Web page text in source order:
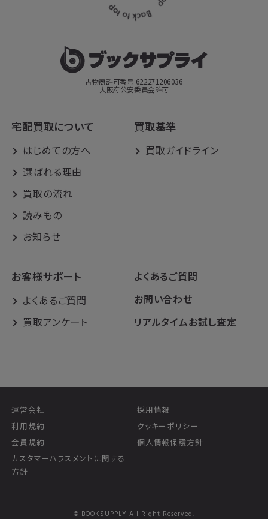
古物商許可番号 622271206036
大阪府公安委員会許可
宅配買取について
はじめての方へ
選ばれる理由
買取の流れ
読みもの
お知らせ
買取基準
買取ガイドライン
お客様サポート
よくあるご質問
買取アンケート
よくあるご質問
お問い合わせ
リアルタイムお試し査定
運営会社
採用情報
利用規約
クッキーポリシー
会員規約
個人情報保護方針
カスタマーハラスメントに関する
方針
© BOOKSUPPLY All Right Reserved.